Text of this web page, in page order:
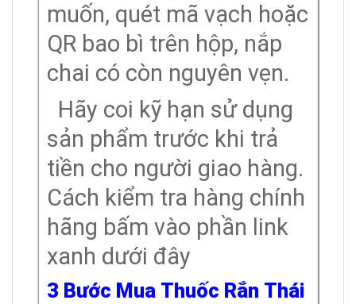
muốn, quét mã vạch hoặc
QR bao bì trên hộp, nắp
chai có còn nguyên vẹn.
Hãy coi kỹ hạn sử dụng
sản phẩm trước khi trả
tiền cho người giao hàng.
Cách kiểm tra hàng chính
hãng bấm vào phần link
xanh dưới đây
3 Bước Mua Thuốc Rắn Thái